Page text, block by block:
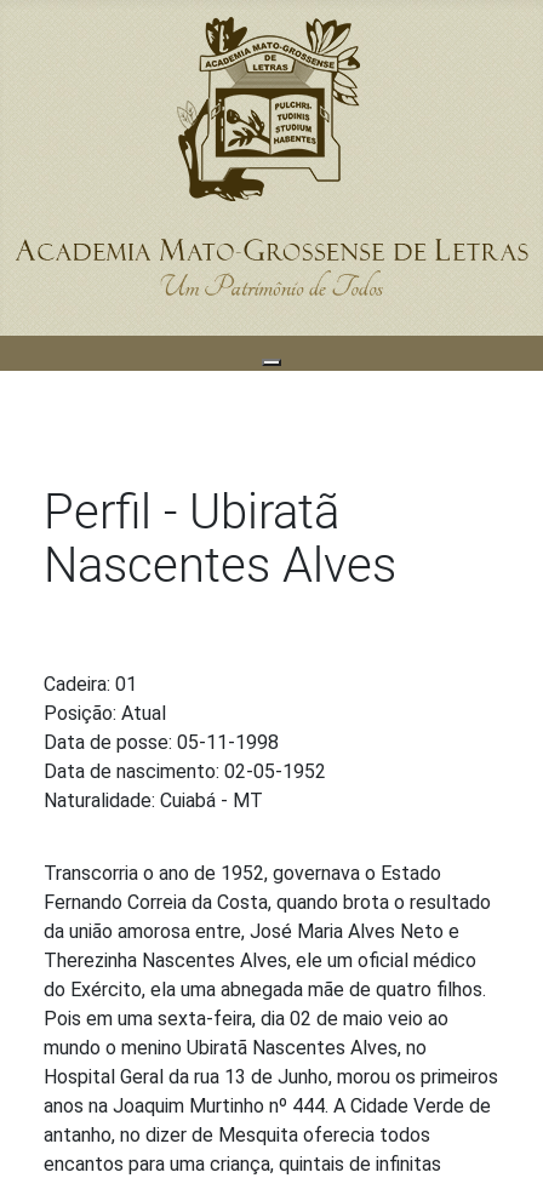
Perfil - Ubiratã
Nascentes Alves
Cadeira: 01
Posição: Atual
Data de posse: 05-11-1998
Data de nascimento: 02-05-1952
Naturalidade: Cuiabá - MT
Transcorria o ano de 1952, governava o Estado
Fernando Correia da Costa, quando brota o resultado
da união amorosa entre, José Maria Alves Neto e
Therezinha Nascentes Alves, ele um oficial médico
do Exército, ela uma abnegada mãe de quatro filhos.
Pois em uma sexta-feira, dia 02 de maio veio ao
mundo o menino Ubiratã Nascentes Alves, no
Hospital Geral da rua 13 de Junho, morou os primeiros
anos na Joaquim Murtinho nº 444. A Cidade Verde de
antanho, no dizer de Mesquita oferecia todos
encantos para uma criança, quintais de infinitas